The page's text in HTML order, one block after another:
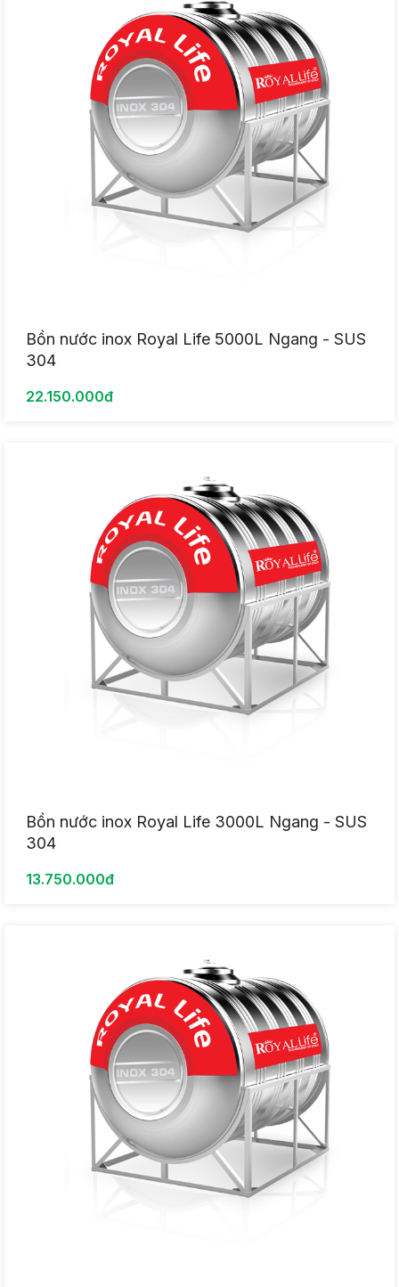
Bồn nước inox Royal Life 5000L Ngang - SUS
304
22.150.000đ
Bồn nước inox Royal Life 3000L Ngang - SUS
304
13.750.000đ